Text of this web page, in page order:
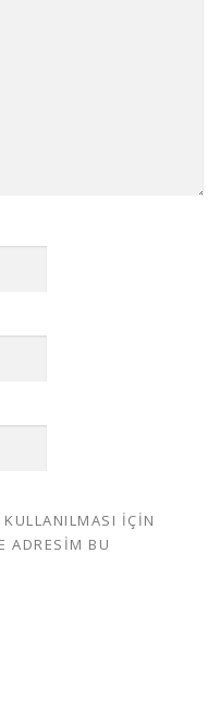
IÇIN
ADRESIM BU